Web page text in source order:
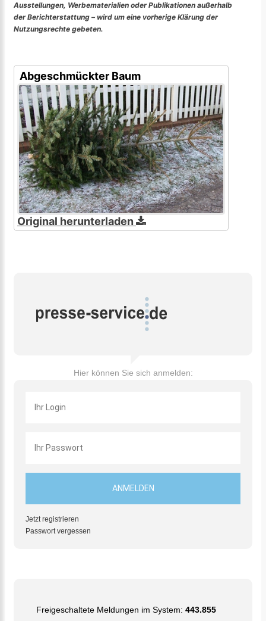
Ausstellungen, Werbematerialien oder Publikationen außerhalb
der Berichterstattung – wird um eine vorherige Klärung der
Nutzungsrechte gebeten.
Abgeschmückter Baum
Original herunterladen
Hier können Sie sich anmelden:
Jetzt registrieren
Passwort vergessen
Freigeschaltete Meldungen im System: 443.855